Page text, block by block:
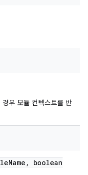
우 모듈 컨텍스트를 반
Name ,
boolean